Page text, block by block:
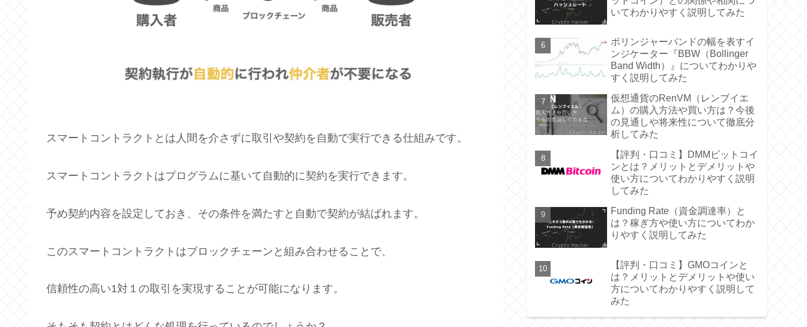
スマートコントラクトとは人間を介さずに取引や契約を自動で実行できる仕組みです。
スマートコントラクトはプログラムに基いて自動的に契約を実行できます。
予め契約内容を設定しておき、その条件を満たすと自動で契約が結ばれます。
このスマートコントラクトはブロックチェーンと組み合わせることで、
信頼性の高い1対１の取引を実現することが可能になります。
いてわかりやすく説明してみた
ボリンジャーバンドの幅を表すイ
ンジケーター『BBW（Bollinger
Band Width）』についてわかりや
すく説明してみた
仮想通貨のRenVM（レンブイエ
ム）の購入方法や買い方は？今後
の見通しや将来性について徹底分
析してみた
【評判・口コミ】DMMビットコイ
ンとは？メリットとデメリットや
使い方についてわかりやすく説明
してみた
Funding Rate（資金調達率）と
は？稼ぎ方や使い方についてわか
りやすく説明してみた
【評判・口コミ】GMOコインと
は？メリットとデメリットや使い
方についてわかりやすく説明して
みた